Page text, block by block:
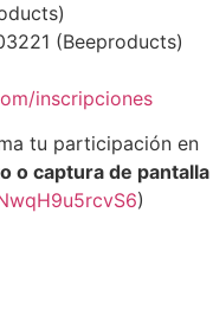
(Beeproducts)
inscripciones
tu participación en
o captura de pantalla
)